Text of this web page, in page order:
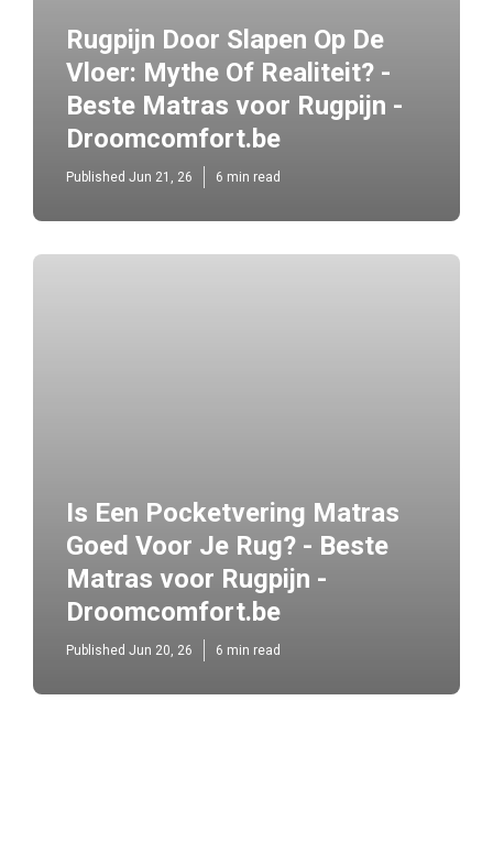
Rugpijn Door Slapen Op De
Vloer: Mythe Of Realiteit? -
Beste Matras voor Rugpijn -
Droomcomfort.be
Published Jun 21, 26 6 min read
Is Een Pocketvering Matras
Goed Voor Je Rug? - Beste
Matras voor Rugpijn -
Droomcomfort.be
Published Jun 20, 26 6 min read